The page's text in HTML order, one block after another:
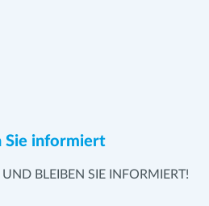
Sie informiert
UND BLEIBEN SIE INFORMIERT!